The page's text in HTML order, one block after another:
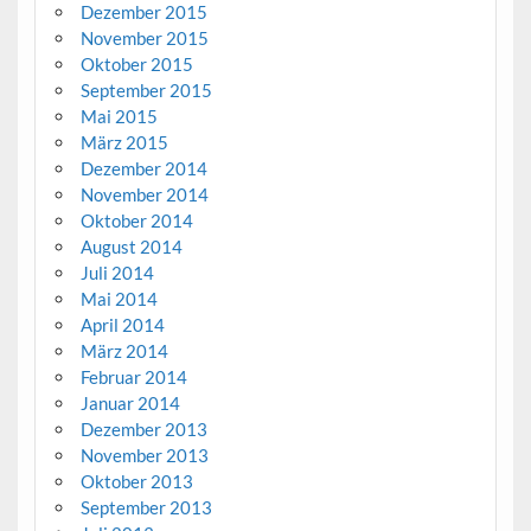
Dezember 2015
November 2015
Oktober 2015
September 2015
Mai 2015
März 2015
Dezember 2014
November 2014
Oktober 2014
August 2014
Juli 2014
Mai 2014
April 2014
März 2014
Februar 2014
Januar 2014
Dezember 2013
November 2013
Oktober 2013
September 2013